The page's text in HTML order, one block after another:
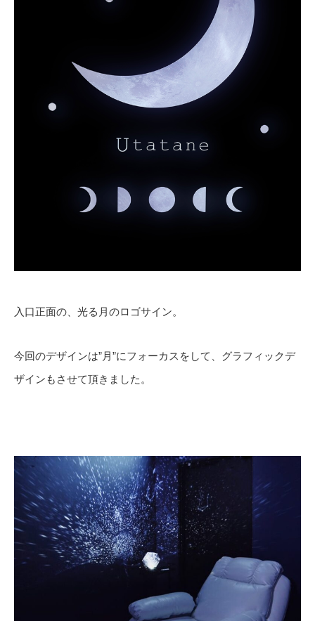
入口正面の、光る月のロゴサイン。
今回のデザインは”月”にフォーカスをして、グラフィックデ
ザインもさせて頂きました。